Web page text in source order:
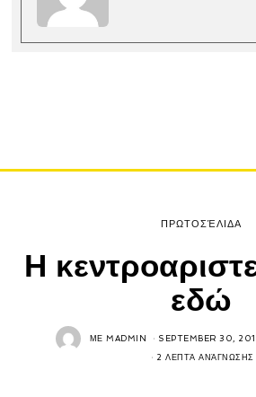
ΠΡΩΤΟΣΈΛΙΔΑ
Η
εδώ
ΜΕMADMIN SEPTEMBER 30,
2 ΛΕΠΤΆ ΑΝΆΓΝΩΣΗΣ